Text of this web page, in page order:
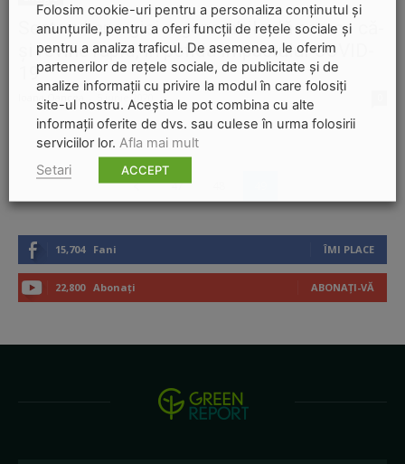
Sectorul energiei regenerabile dă semne că-
și revine rapid, în pofida impactului COVID-
19
Ioana Oancea 5 iunie 2020
47
15,704 Fani ÎMI PLACE
22,800 Abonați ABONAȚI-VĂ
Folosim cookie-uri pentru a personaliza conținutul și
anunțurile, pentru a oferi funcții de rețele sociale și
pentru a analiza traficul. De asemenea, le oferim
partenerilor de rețele sociale, de publicitate și de
analize informații cu privire la modul în care folosiți
site-ul nostru. Aceștia le pot combina cu alte
informații oferite de dvs. sau culese în urma folosirii
serviciilor lor. Afla mai mult
Setari
ACCEPT